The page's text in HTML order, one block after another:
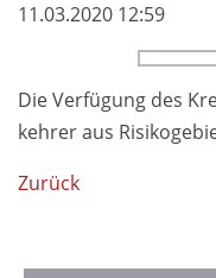
11.03.2020 12:59
Die Ver­fügung des
kehrer aus
Zurück